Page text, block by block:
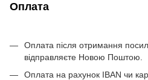
Оплата
Оплата після отримання
відправляєте Новою Поштою.
Оплата на рахунок IBAN чи